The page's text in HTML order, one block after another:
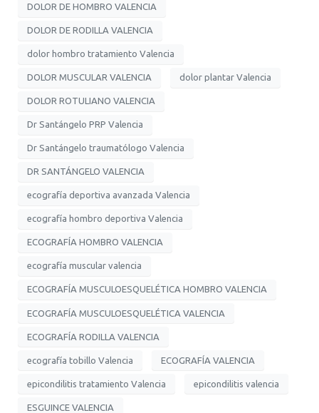
DOLOR DE HOMBRO VALENCIA
DOLOR DE RODILLA VALENCIA
dolor hombro tratamiento Valencia
DOLOR MUSCULAR VALENCIA dolor plantar Valencia
DOLOR ROTULIANO VALENCIA
Dr Santángelo PRP Valencia
Dr Santángelo traumatólogo Valencia
DR SANTÁNGELO VALENCIA
ecografía deportiva avanzada Valencia
ecografía hombro deportiva Valencia
ECOGRAFÍA HOMBRO VALENCIA
ecografía muscular valencia
ECOGRAFÍA MUSCULOESQUELÉTICA HOMBRO VALENCIA
ECOGRAFÍA MUSCULOESQUELÉTICA VALENCIA
ECOGRAFÍA RODILLA VALENCIA
ecografía tobillo Valencia ECOGRAFÍA VALENCIA
epicondilitis tratamiento Valencia epicondilitis valencia
ESGUINCE VALENCIA